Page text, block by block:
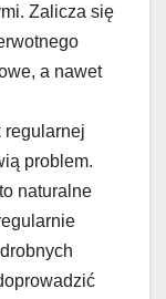
Zalicza się
a nawet
regularnej
problem.
naturalne